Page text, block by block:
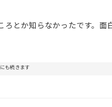
とか知らなかったです。面
も続きます